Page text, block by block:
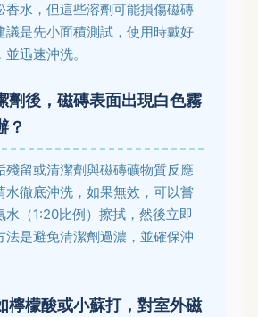
香水，但這些溶劑可能損傷磁磚
議是先小面積測試，使用時戴好
迅速沖洗。
劑後，磁磚表面出現白色霧
？
殘留或清潔劑與磁磚礦物質反應
水徹底沖洗，如果無效，可以嘗
水（1:20比例）擦拭，然後立即
法是避免清潔劑過濃，並確保沖
檸檬酸或小蘇打，對室外磁